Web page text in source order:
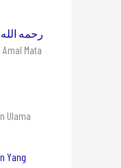
Imam An-Nawawi رحمه الله
Mata
Ulama
Yang